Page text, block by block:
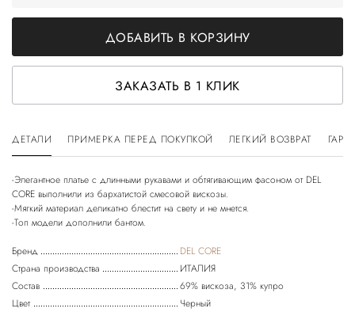
ДОБАВИТЬ В КОРЗИНУ
ЗАКАЗАТЬ В 1 КЛИК
ДЕТАЛИ ПРИМЕРКА ПЕРЕД ПОКУПКОЙ ЛЕГКИЙ ВОЗВРАТ
-Элегантное платье с длинными рукавами и обтягивающим фасоном от DEL
CORE выполнили из бархатистой смесовой вискозы.
-Мягкий материал деликатно блестит на свету и не мнется.
Бренд
DEL CORE
Страна производства
ИТАЛИЯ
Состав
69% вискоза, 31% купро
Цвет
Черный